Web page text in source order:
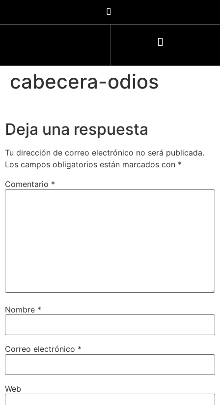
cabecera-odios
Deja una respuesta
Tu dirección de correo electrónico no será publicada.
Los campos obligatorios están marcados con *
Comentario *
Nombre *
Correo electrónico *
Web